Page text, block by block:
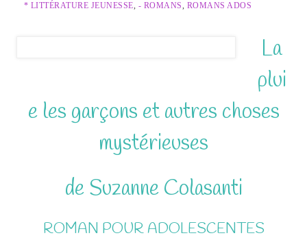
* LITTÉRATURE JEUNESSE, - ROMANS, ROMANS ADOS
La
plui
e les garçons et autres choses
mystérieuses
de Suzanne Colasanti
ROMAN POUR ADOLESCENTES